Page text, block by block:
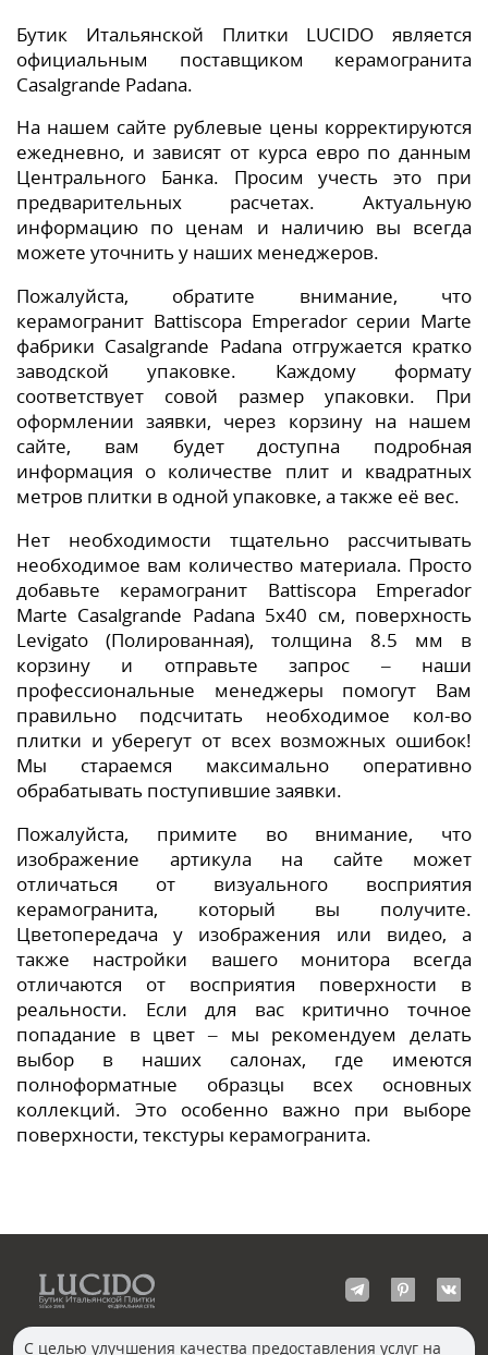
Бутик Итальянской Плитки LUCIDO является
официальным поставщиком керамогранита
Casalgrande Padana.
На нашем сайте рублевые цены корректируются
ежедневно, и зависят от курса евро по данным
Центрального Банка. Просим учесть это при
предварительных расчетах. Актуальную
информацию по ценам и наличию вы всегда
можете уточнить у наших менеджеров.
Пожалуйста, обратите внимание, что
керамогранит Battiscopa Emperador серии Marte
фабрики Casalgrande Padana отгружается кратко
заводской упаковке. Каждому формату
соответствует совой размер упаковки. При
оформлении заявки, через корзину на нашем
сайте, вам будет доступна подробная
информация о количестве плит и квадратных
метров плитки в одной упаковке, а также её вес.
Нет необходимости тщательно рассчитывать
необходимое вам количество материала. Просто
добавьте керамогранит Battiscopa Emperador
Marte Casalgrande Padana 5x40 см, поверхность
Levigato (Полированная), толщина 8.5 мм в
корзину и отправьте запрос – наши
профессиональные менеджеры помогут Вам
правильно подсчитать необходимое кол-во
плитки и уберегут от всех возможных ошибок!
Мы стараемся максимально оперативно
обрабатывать поступившие заявки.
Пожалуйста, примите во внимание, что
изображение артикула на сайте может
отличаться от визуального восприятия
керамогранита, который вы получите.
Цветопередача у изображения или видео, а
также настройки вашего монитора всегда
отличаются от восприятия поверхности в
реальности. Если для вас критично точное
попадание в цвет – мы рекомендуем делать
выбор в наших салонах, где имеются
полноформатные образцы всех основных
коллекций. Это особенно важно при выборе
поверхности, текстуры керамогранита.
С целью улучшения качества предоставления услуг на